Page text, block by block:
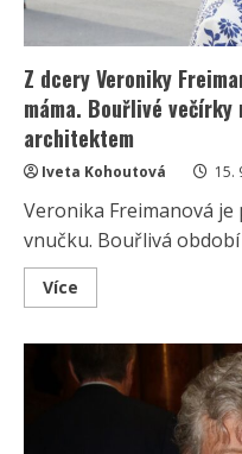
Z dcery Veroniky
máma. Bouřlivé večírky
architektem
Iveta Kohoutová 15.
Veronika Freimanová je
vnučku. Bouřlivá období
Více
more
Veroniky
Freimanové
zodpovědná